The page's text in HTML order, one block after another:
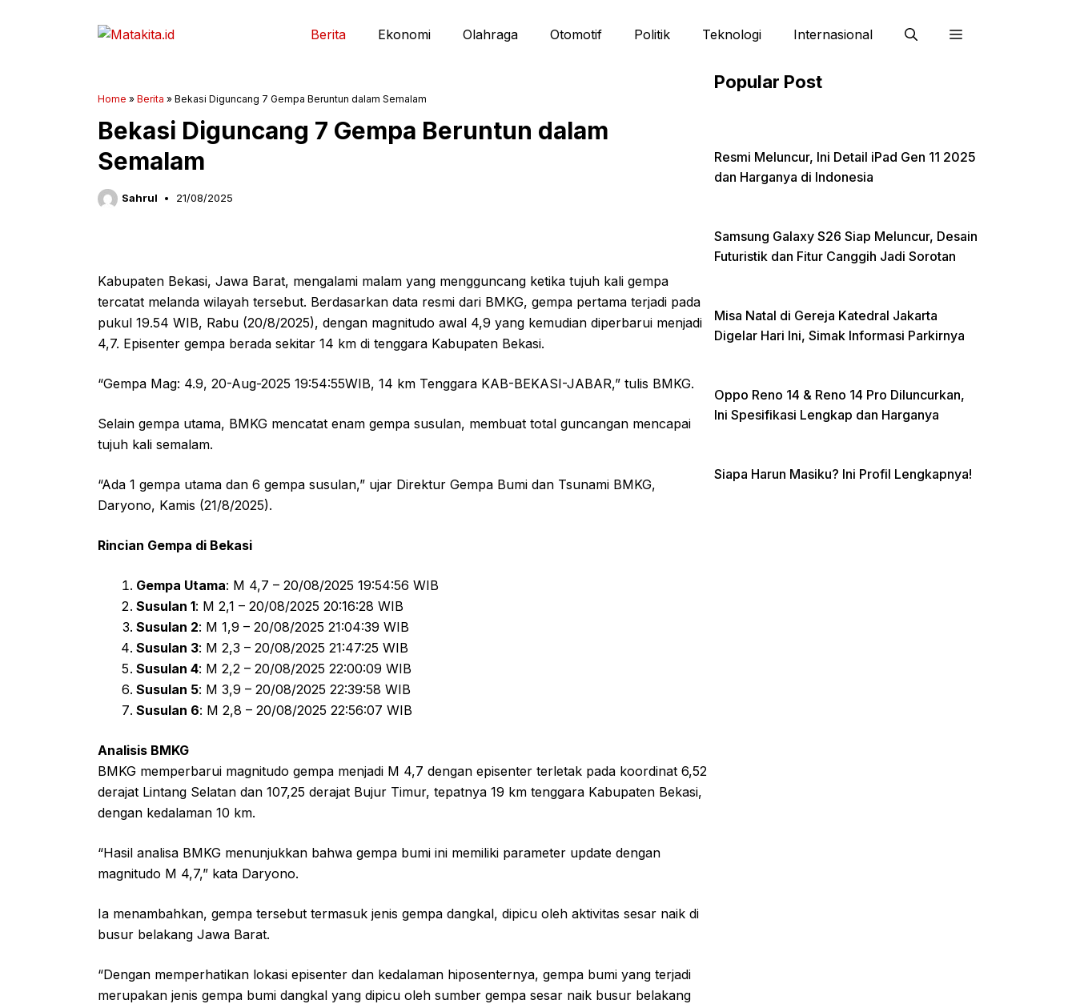
Berita Ekonomi Olahraga Otomotif Politik Teknologi Internasional
Home » Berita » Bekasi Diguncang 7 Gempa Beruntun dalam Semalam
Bekasi Diguncang 7 Gempa Beruntun dalam
Semalam
Sahrul 21/08/2025
Kabupaten Bekasi, Jawa Barat, mengalami malam yang mengguncang ketika tujuh kali gempa
tercatat melanda wilayah tersebut. Berdasarkan data resmi dari BMKG, gempa pertama terjadi pada
pukul 19.54 WIB, Rabu (20/8/2025), dengan magnitudo awal 4,9 yang kemudian diperbarui menjadi
4,7. Episenter gempa berada sekitar 14 km di tenggara Kabupaten Bekasi.
“Gempa Mag: 4.9, 20-Aug-2025 19:54:55WIB, 14 km Tenggara KAB-BEKASI-JABAR,” tulis BMKG.
Selain gempa utama, BMKG mencatat enam gempa susulan, membuat total guncangan mencapai
tujuh kali semalam.
“Ada 1 gempa utama dan 6 gempa susulan,” ujar Direktur Gempa Bumi dan Tsunami BMKG,
Daryono, Kamis (21/8/2025).
Rincian Gempa di Bekasi
Gempa Utama: M 4,7 – 20/08/2025 19:54:56 WIB
Susulan 1: M 2,1 – 20/08/2025 20:16:28 WIB
Susulan 2: M 1,9 – 20/08/2025 21:04:39 WIB
Susulan 3: M 2,3 – 20/08/2025 21:47:25 WIB
Susulan 4: M 2,2 – 20/08/2025 22:00:09 WIB
Susulan 5: M 3,9 – 20/08/2025 22:39:58 WIB
Susulan 6: M 2,8 – 20/08/2025 22:56:07 WIB
Analisis BMKG
BMKG memperbarui magnitudo gempa menjadi M 4,7 dengan episenter terletak pada koordinat 6,52
derajat Lintang Selatan dan 107,25 derajat Bujur Timur, tepatnya 19 km tenggara Kabupaten Bekasi,
dengan kedalaman 10 km.
“Hasil analisa BMKG menunjukkan bahwa gempa bumi ini memiliki parameter update dengan
magnitudo M 4,7,” kata Daryono.
Ia menambahkan, gempa tersebut termasuk jenis gempa dangkal, dipicu oleh aktivitas sesar naik di
busur belakang Jawa Barat.
“Dengan memperhatikan lokasi episenter dan kedalaman hiposenternya, gempa bumi yang terjadi
merupakan jenis gempa bumi dangkal yang dipicu oleh sumber gempa sesar naik busur belakang
Popular Post
Resmi Meluncur, Ini Detail iPad Gen 11 2025
dan Harganya di Indonesia
Samsung Galaxy S26 Siap Meluncur, Desain
Futuristik dan Fitur Canggih Jadi Sorotan
Misa Natal di Gereja Katedral Jakarta
Digelar Hari Ini, Simak Informasi Parkirnya
Oppo Reno 14 & Reno 14 Pro Diluncurkan,
Ini Spesifikasi Lengkap dan Harganya
Siapa Harun Masiku? Ini Profil Lengkapnya!